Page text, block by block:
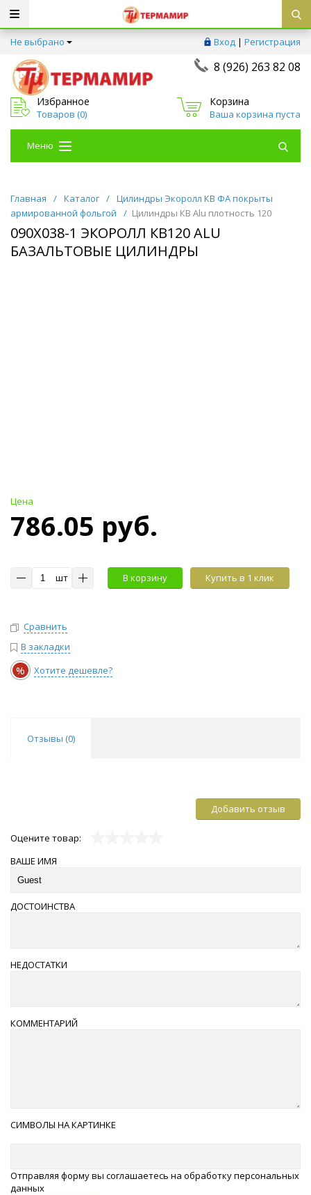
Не выбрано Вход | Регистрация
8 (926) 263 82 08
Избранное
Товаров (0)
Корзина
Ваша корзина пуста
Меню
Главная / Каталог / Цилиндры Экоролл КВ ФА покрыты
армированной фольгой
/ Цилиндры КВ Alu плотность 120
090Х038-1 ЭКОРОЛЛ КВ120 ALU
БАЗАЛЬТОВЫЕ ЦИЛИНДРЫ
Цена
786.05 руб.
шт В корзину Купить в 1 клик
Сравнить
В закладки
% Хотите дешевле?
Отзывы (0)
Добавить отзыв
Оцените товар:
ВАШЕ ИМЯ
ДОСТОИНСТВА
НЕДОСТАТКИ
КОММЕНТАРИЙ
СИМВОЛЫ НА КАРТИНКЕ
Отправляя форму вы соглашаетесь на обработку персональных
данных